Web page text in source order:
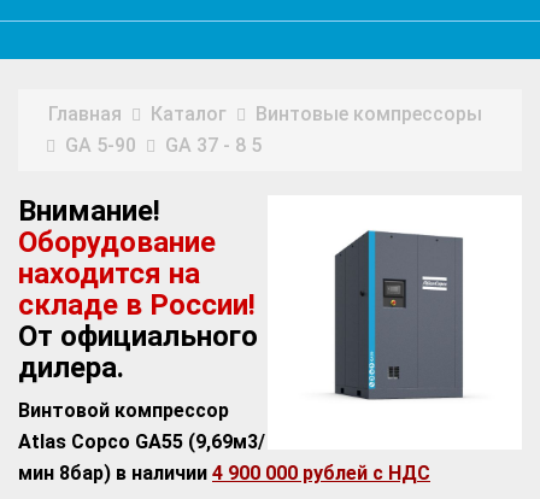
Главная Каталог
Винтовые компрессоры
GA 5-90
GA 37 - 8 5
Внимание!
Оборудование
находится на
складе в России!
От официального
дилера.
Винтовой компрессор
Atlas Copco GA55 (9,69м3/
мин 8бар) в наличии 4 900 000 рублей с НДС